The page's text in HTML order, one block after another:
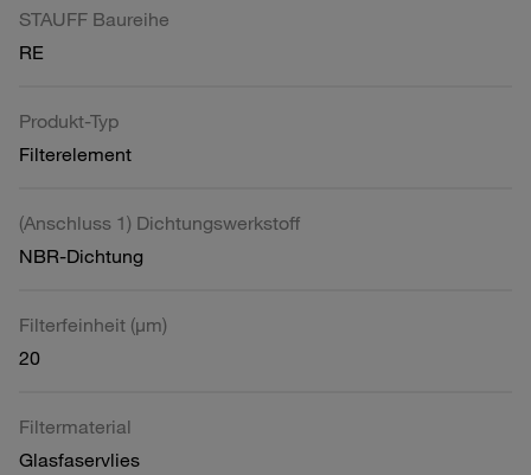
STAUFF Baureihe
RE
Produkt-Typ
Filterelement
(Anschluss 1) Dichtungswerkstoff
NBR-Dichtung
Filterfeinheit (µm)
20
Filtermaterial
Glasfaservlies